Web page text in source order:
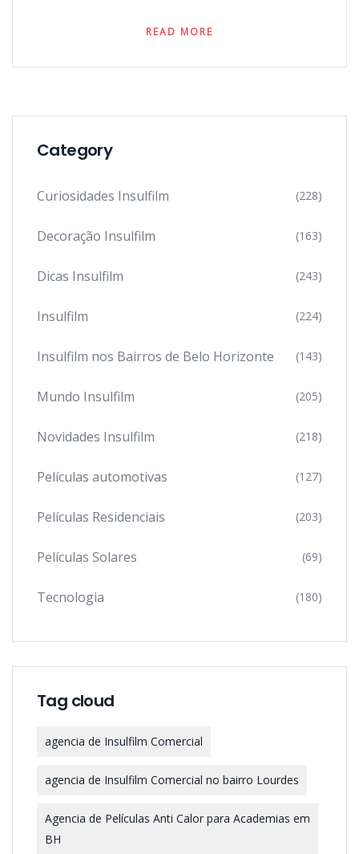
READ MORE
Category
Curiosidades Insulfilm (228)
Decoração Insulfilm (163)
Dicas Insulfilm (243)
Insulfilm (224)
Insulfilm nos Bairros de Belo Horizonte (143)
Mundo Insulfilm (205)
Novidades Insulfilm (218)
Películas automotivas (127)
Películas Residenciais (203)
Películas Solares (69)
Tecnologia (180)
Tag cloud
agencia de Insulfilm Comercial
agencia de Insulfilm Comercial no bairro Lourdes
Agencia de Películas Anti Calor para Academias em
BH